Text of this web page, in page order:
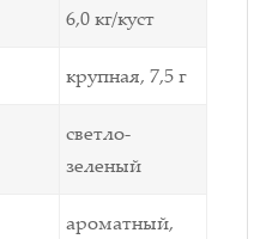
6,0 кг/куст
крупная, 7,5 г
светло-
зеленый
ароматный,